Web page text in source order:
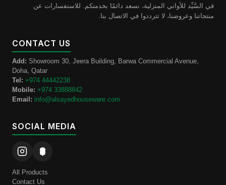
في السَّيِّد للأواني المنزلية، نسعد دائمًا بخدمتكم. للاستفسارات عن
منتجاتنا وعروضنا، لا تترددوا في الاتصال بنا.
CONTACT US
Add: Showroom 30, Jeera Building, Barwa Commercial Avenue,
Doha, Qatar
Tel: +974 44442238
Mobile: +974 33888842
Email: info@alsayedhouseware.com
SOCIAL MEDIA
All Products
Contact Us